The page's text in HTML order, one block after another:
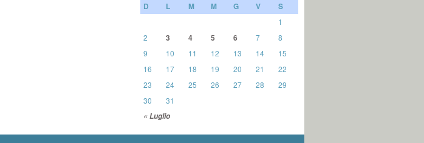
D
L M M G V S
« Luglio
1
2
3 4 5 6 7
8
9
10 11 12 13 14
15
16
17 18 19 20 21
22
23
24 25 26 27 28
29
30
31